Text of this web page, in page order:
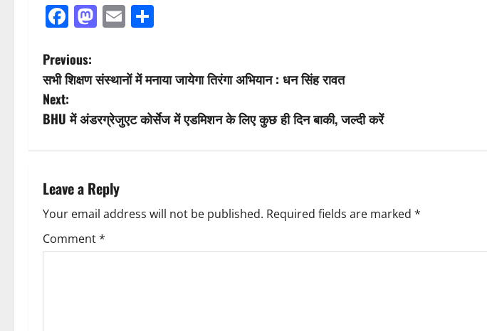
Facebook
Mastodon
Email
P
o
s
n
a
v
Previous:
सभी शिक्षण संस्थानों में मनाया जायेगा तिरंगा अभियान : धन सिंह रावत
Next:
BHU में अंडरग्रेजुएट कोर्सेज में एडमिशन के लिए कुछ ही दिन बाकी, जल्दी करें
Leave a Reply
Your email address will not be published. Required fields are marked *
Comment*